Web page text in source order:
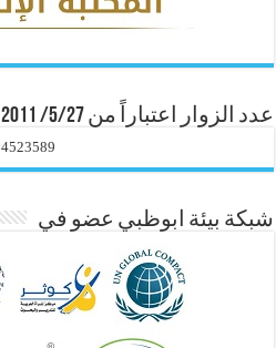
عدد الزوار اعتباراً من 5/27/ 2011
4523589
شبكة بيئة ابوظبي عضو في